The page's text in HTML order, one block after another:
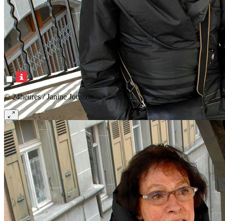
© 24heures / Janine Jousson